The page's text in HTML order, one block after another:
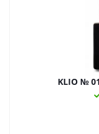
KLIO №